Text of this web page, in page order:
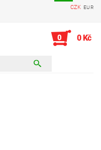
CZK EUR
0 0 Kč